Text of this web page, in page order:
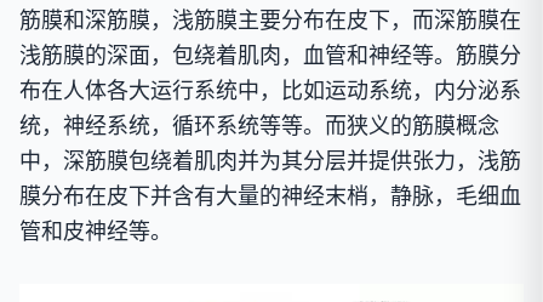
筋膜和深筋膜，浅筋膜主要分布在皮下，而深筋膜在
浅筋膜的深面，包绕着肌肉，血管和神经等。 筋膜分
布在人体各大运行系统中，比如运动系统，内分泌系
统，神经系统，循环系统等等。而狭义的筋膜概念
中，深筋膜包绕着肌肉并为其分层并提供张力，浅筋
膜分布在皮下并含有大量的神经末梢，静脉，毛细血
管和皮神经等。